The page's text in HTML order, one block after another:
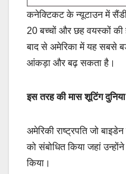
कनेक्टिकट के न्यूटाउन में
20 बच्चों और छह वयस्कों की
बाद से अमेरिका में यह सबसे
आंकड़ा और बढ़ सकता है।
इस तरह की मास शूटिंग
अमेरिकी राष्ट्रपति जो
को संबोधित किया जहां
किया।